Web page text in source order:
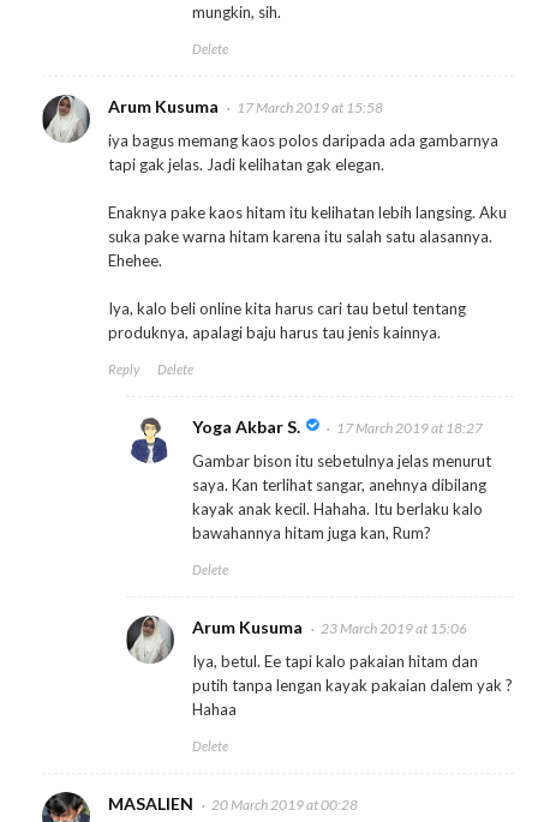
mungkin, sih.
Delete
Arum Kusuma 17 March 2019 at 15:58
iya bagus memang kaos polos daripada ada gambarnya
tapi gak jelas. Jadi kelihatan gak elegan.
Enaknya pake kaos hitam itu kelihatan lebih langsing. Aku
suka pake warna hitam karena itu salah satu alasannya.
Ehehee.
Iya, kalo beli online kita harus cari tau betul tentang
produknya, apalagi baju harus tau jenis kainnya.
Reply Delete
Yoga Akbar S. 17 March 2019 at 18:27
Gambar bison itu sebetulnya jelas menurut
saya. Kan terlihat sangar, anehnya dibilang
kayak anak kecil. Hahaha. Itu berlaku kalo
bawahannya hitam juga kan, Rum?
Delete
Arum Kusuma 23 March 2019 at 15:06
Iya, betul. Ee tapi kalo pakaian hitam dan
putih tanpa lengan kayak pakaian dalem yak ?
Hahaa
Delete
MASALIEN 20 March 2019 at 00:28